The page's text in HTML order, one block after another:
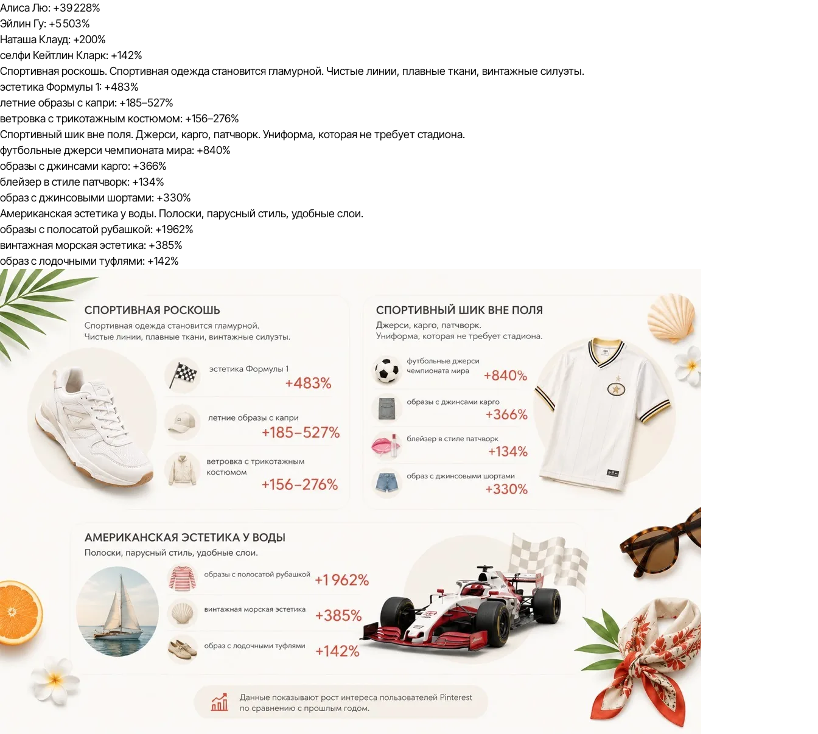
Алиса Лю: +39 228%
Эйлин Гу: +5 503%
Наташа Клауд: +200%
селфи Кейтлин Кларк: +142%
Спортивная роскошь. Спортивная одежда становится гламурной. Чистые линии, плавные ткани, винтажные силуэты.
эстетика Формулы 1: +483%
летние образы с капри: +185–527%
ветровка с трикотажным костюмом: +156–276%
Спортивный шик вне поля. Джерси, карго, патчворк. Униформа, которая не требует стадиона.
футбольные джерси чемпионата мира: +840%
образы с джинсами карго: +366%
блейзер в стиле патчворк: +134%
образ с джинсовыми шортами: +330%
Американская эстетика у воды. Полоски, парусный стиль, удобные слои.
образы с полосатой рубашкой: +1 962%
винтажная морская эстетика: +385%
образ с лодочными туфлями: +142%